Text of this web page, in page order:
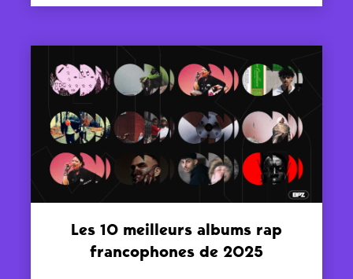
Les 10 meilleurs albums rap
francophones de 2025